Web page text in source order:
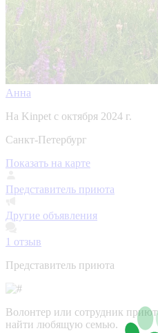
Анна
На Kinpet c октября 2024 г.
Санкт-Петербург
Показать на карте
Представитель приюта
Другие объявления
1 отзыв
Представитель приюта
Волонтер или сотрудник
найти любящую семью.